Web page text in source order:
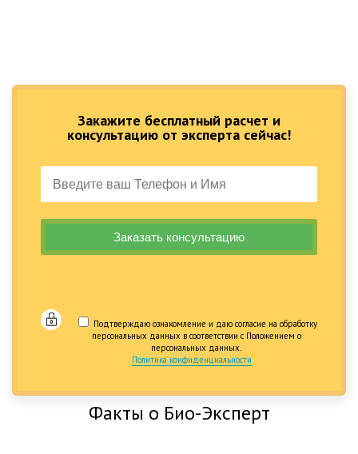
Закажите бесплатный расчет и
консультацию от эксперта сейчас!
Подтверждаю ознакомление и даю согласие на обработку
персональных данных в соответствии с Положением о
персональных данных.
Политика конфиденциальности
Факты о Био-Эксперт